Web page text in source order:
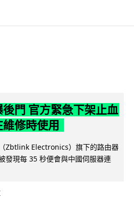
門 官方緊急下架止血
修時使用
Zbtlink Electronics）旗下的路由器
發現每 35 秒便會與中國伺服器連